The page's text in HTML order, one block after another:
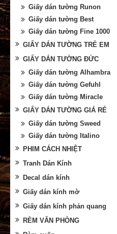
Giấy dán tường Runon
Giấy dán tường Best
Giấy dán tường Fine 1000
GIẤY DÁN TƯỜNG TRẺ EM
GIẤY DÁN TƯỜNG ĐỨC
Giấy dán tường Alhambra
Giấy dán tường Gefuhl
Giấy dán tường Miracle
GIẤY DÁN TƯỜNG GIÁ RẺ
Giấy dán tường Sweed
Giấy dán tường Italino
PHIM CÁCH NHIỆT
Tranh Dán Kính
Decal dán kính
Giấy dán kính mờ
Giấy dán kính phản quang
RÈM VĂN PHÒNG